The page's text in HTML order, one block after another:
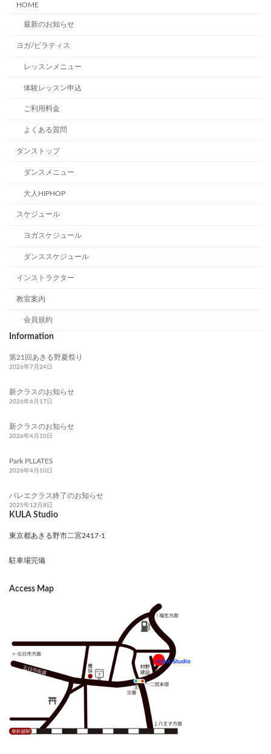
HOME
最新のお知らせ
ヨガ/ピラティス
レッスンメニュー
体験レッスン申込
ご利用料金
よくある質問
ダンストップ
ダンスメニュー
大人HIPHOP
スケジュール
ヨガスケジュール
ダンススケジュール
インストラクター
教室案内
会員規約
Information
第21回あきる野夏祭り
2026年7月24日
新クラスのお知らせ
2026年6月17日
新クラスのお知らせ
2026年4月10日
Park PLLATES
2026年4月10日
バレエクラス終了のお知らせ
2025年12月8日
KULA Studio
東京都あきる野市二宮2417-1
駐車場完備
Access Map